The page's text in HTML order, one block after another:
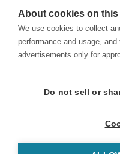
About cookies on this
We use cookies to collect
performance and usage,
advertisements only for
Do not sell or